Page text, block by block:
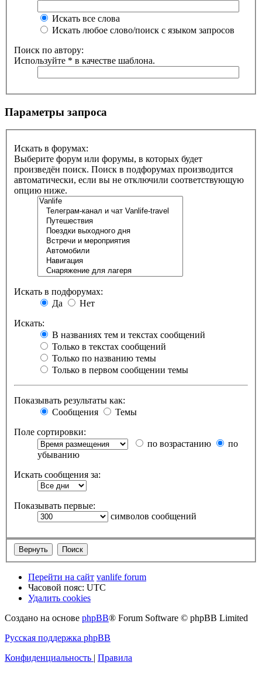
Искать все слова
Искать любое слово/поиск с языком запросов
Поиск по автору:
Используйте * в качестве шаблона.
Параметры запроса
Искать в форумах:
Выберите форум или форумы, в которых будет
произведён поиск. Поиск в подфорумах производится
автоматически, если вы не отключили соответствующую
опцию ниже.
Искать в подфорумах:
Да
Нет
Искать:
В названиях тем и текстах сообщений
Только в текстах сообщений
Только по названию темы
Только в первом сообщении темы
Показывать результаты как:
Сообщения
Темы
Поле сортировки:
по возрастанию
по
убыванию
Искать сообщения за:
Показывать первые:
символов сообщений
Перейти на сайт vanlife forum
Часовой пояс: UTC
Удалить cookies
Создано на основе phpBB® Forum Software © phpBB Limited
Русская поддержка phpBB
Конфиденциальность | Правила